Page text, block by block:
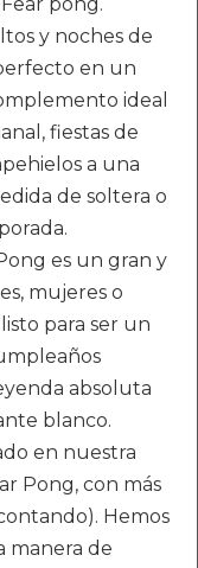
y noches de
en un
ideal
fiestas de
a una
de soltera o
es un gran y
mujeres o
para ser un
absoluta
blanco.
en nuestra
Pong, con más
Hemos
manera de